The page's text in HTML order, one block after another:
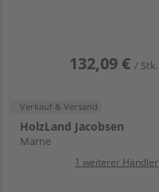
132,09 € / Stk.
Verkauf & Versand
HolzLand Jacobsen
Marne
1 weiterer Händler